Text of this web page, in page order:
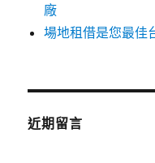
廠
場地租借是您最佳
近期留言